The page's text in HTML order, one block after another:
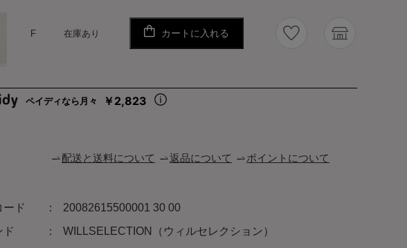
F 在庫あり カートに入れる
ペイディなら月々 ￥2,823
配送と送料について 返品について ポイントについて
ード
20082615500001 30 00
ド
WILLSELECTION（ウィルセレクション）